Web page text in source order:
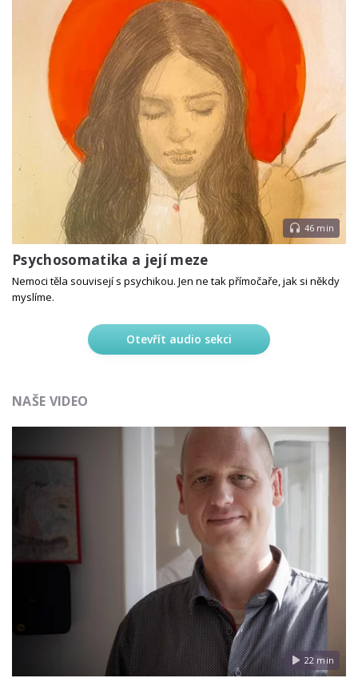
46 min
Psychosomatika a její meze
Nemoci těla souvisejí s psychikou. Jen ne tak přímočaře, jak si někdy
myslíme.
Otevřít audio sekci
NAŠE VIDEO
22 min